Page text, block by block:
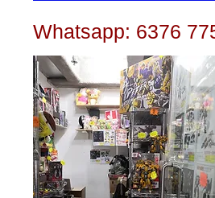
Whatsapp: 6376